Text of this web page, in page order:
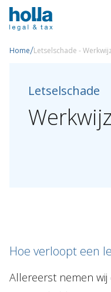
Over Holla
Home/Letselschade -
Letselschade
Hoe verloopt een
Allereerst nemen